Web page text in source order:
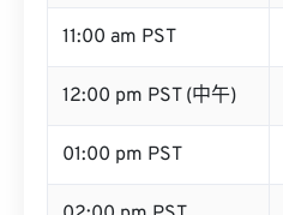
11:00 am PST
12:00 pm PST (中午)
01:00 pm PST